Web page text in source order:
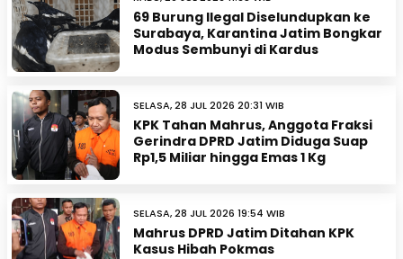
69 Burung Ilegal Diselundupkan ke
Surabaya, Karantina Jatim Bongkar
Modus Sembunyi di Kardus
SELASA, 28 JUL 2026 20:31 WIB
KPK Tahan Mahrus, Anggota Fraksi
Gerindra DPRD Jatim Diduga Suap
Rp1,5 Miliar hingga Emas 1 Kg
SELASA, 28 JUL 2026 19:54 WIB
Mahrus DPRD Jatim Ditahan KPK
Kasus Hibah Pokmas